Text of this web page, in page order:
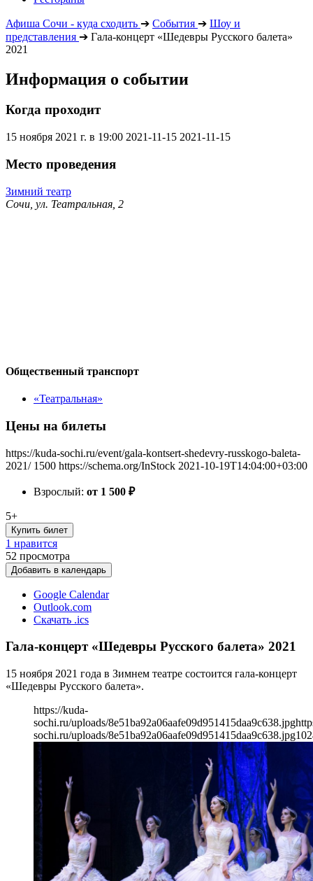
Афиша Сочи - куда сходить ➔ События ➔ Шоу и
представления ➔ Гала-концерт «Шедевры Русского балета»
2021
Информация о событии
Когда проходит
15 ноября 2021 г. в 19:00 2021-11-15 2021-11-15
Место проведения
Зимний театр
Сочи, ул. Театральная, 2
Общественный транспорт
«Театральная»
Цены на билеты
https://kuda-sochi.ru/event/gala-kontsert-shedevry-russkogo-baleta-
2021/ 1500 https://schema.org/InStock 2021-10-19T14:04:00+03:00
Взрослый: от 1 500 ₽
5+
Купить билет
1 нравится
52 просмотра
Добавить в календарь
Google Calendar
Outlook.com
Скачать .ics
Гала-концерт «Шедевры Русского балета» 2021
15 ноября 2021 года в Зимнем театре состоится гала-концерт
«Шедевры Русского балета».
https://kuda-
sochi.ru/uploads/8e51ba92a06aafe09d951415daa9c638.jpg
sochi.ru/uploads/8e51ba92a06aafe09d951415daa9c638.jpg